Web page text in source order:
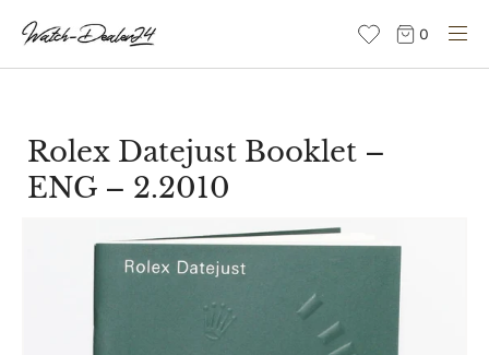
zum
Inhalt
0
Rolex Datejust Booklet –
ENG – 2.2010